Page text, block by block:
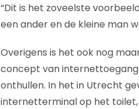
“Dit is het zoveelste
een ander en de kleine man
Overigens is het ook nog
concept van internettoegang
onthullen. In het in Utrecht
internetterminal op het toilet,